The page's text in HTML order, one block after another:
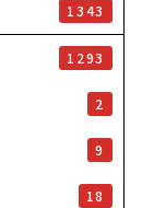
1343
1293
2
9
18